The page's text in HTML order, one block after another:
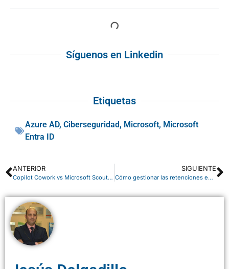
Síguenos en Linkedin
Etiquetas
Azure AD, Ciberseguridad, Microsoft, Microsoft
Entra ID
ANTERIOR
Copilot Cowork vs Microsoft Scout: así funciona la nueva arquitectura de agentes en Microsoft 365
SIGUIENTE
Cómo gestionar las retenciones en Business Central versión 28